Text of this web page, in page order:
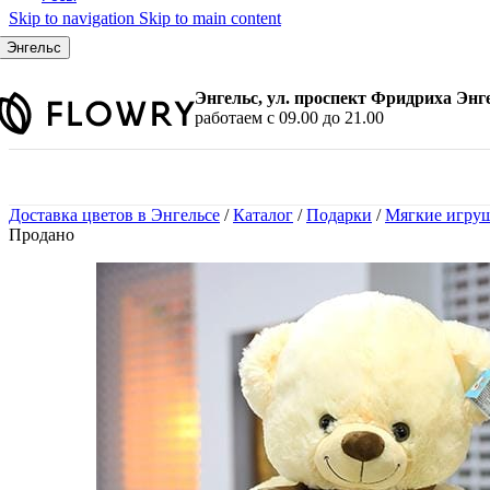
Skip to navigation Skip to main content
Энгельс
Энгельс, ул. проспект Фридриха
работаем с 09.00 до 21.00
По количеству
15 шт.
21 шт.
35 шт.
45 шт.
101 шт.
По цвету
Красные розы
Белые розы
Розовые розы
Желтые розы
Малиновые розы
Синие розы
Доставка цветов в Энгельсе / Каталог / Подарки / Мягкие
Продано